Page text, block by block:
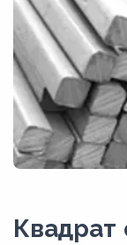
Квадрат